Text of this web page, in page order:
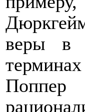
веры в